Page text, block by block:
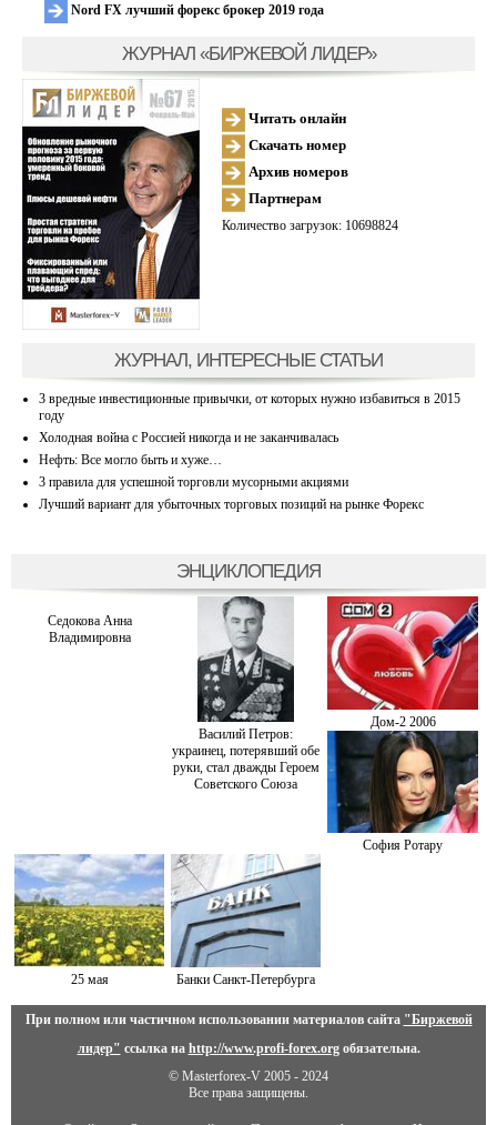
Nord FX лучший форекс брокер 2019 года
ЖУРНАЛ «БИРЖЕВОЙ ЛИДЕР»
Читать онлайн
Скачать номер
Архив номеров
Партнерам
Количество загрузок: 10698824
ЖУРНАЛ, ИНТЕРЕСНЫЕ СТАТЬИ
3 вредные инвестиционные привычки, от которых нужно избавиться в 2015
году
Холодная война с Россией никогда и не заканчивалась
Нефть: Все могло быть и хуже…
3 правила для успешной торговли мусорными акциями
Лучший вариант для убыточных торговых позиций на рынке Форекс
ЭНЦИКЛОПЕДИЯ
Седокова Анна
Владимировна
Василий Петров:
украинец, потерявший обе
руки, стал дважды Героем
Советского Союза
Дом-2 2006
София Ротару
25 мая Банки Санкт-Петербурга
При полном или частичном использовании материалов сайта "Биржевой
лидер" ссылка на http://www.profi-forex.orgобязательна.
© Masterforex-V 2005 - 2024
Все права защищены.